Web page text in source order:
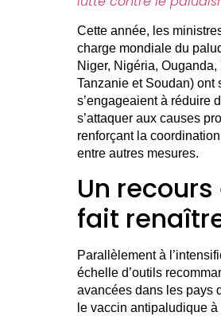
Cette année, les
charge mondiale du
Niger, Nigéria,
Tanzanie et Soudan) ont
s’engageaient à réduire
s’attaquer aux causes
renforçant la
entre autres mesures.
Un
fait
Parallèlement à
échelle d’outils
avancées dans les pays
le vaccin antipaludique